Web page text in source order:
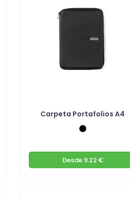
Carpeta Portafolios A4
Desde9.22 €